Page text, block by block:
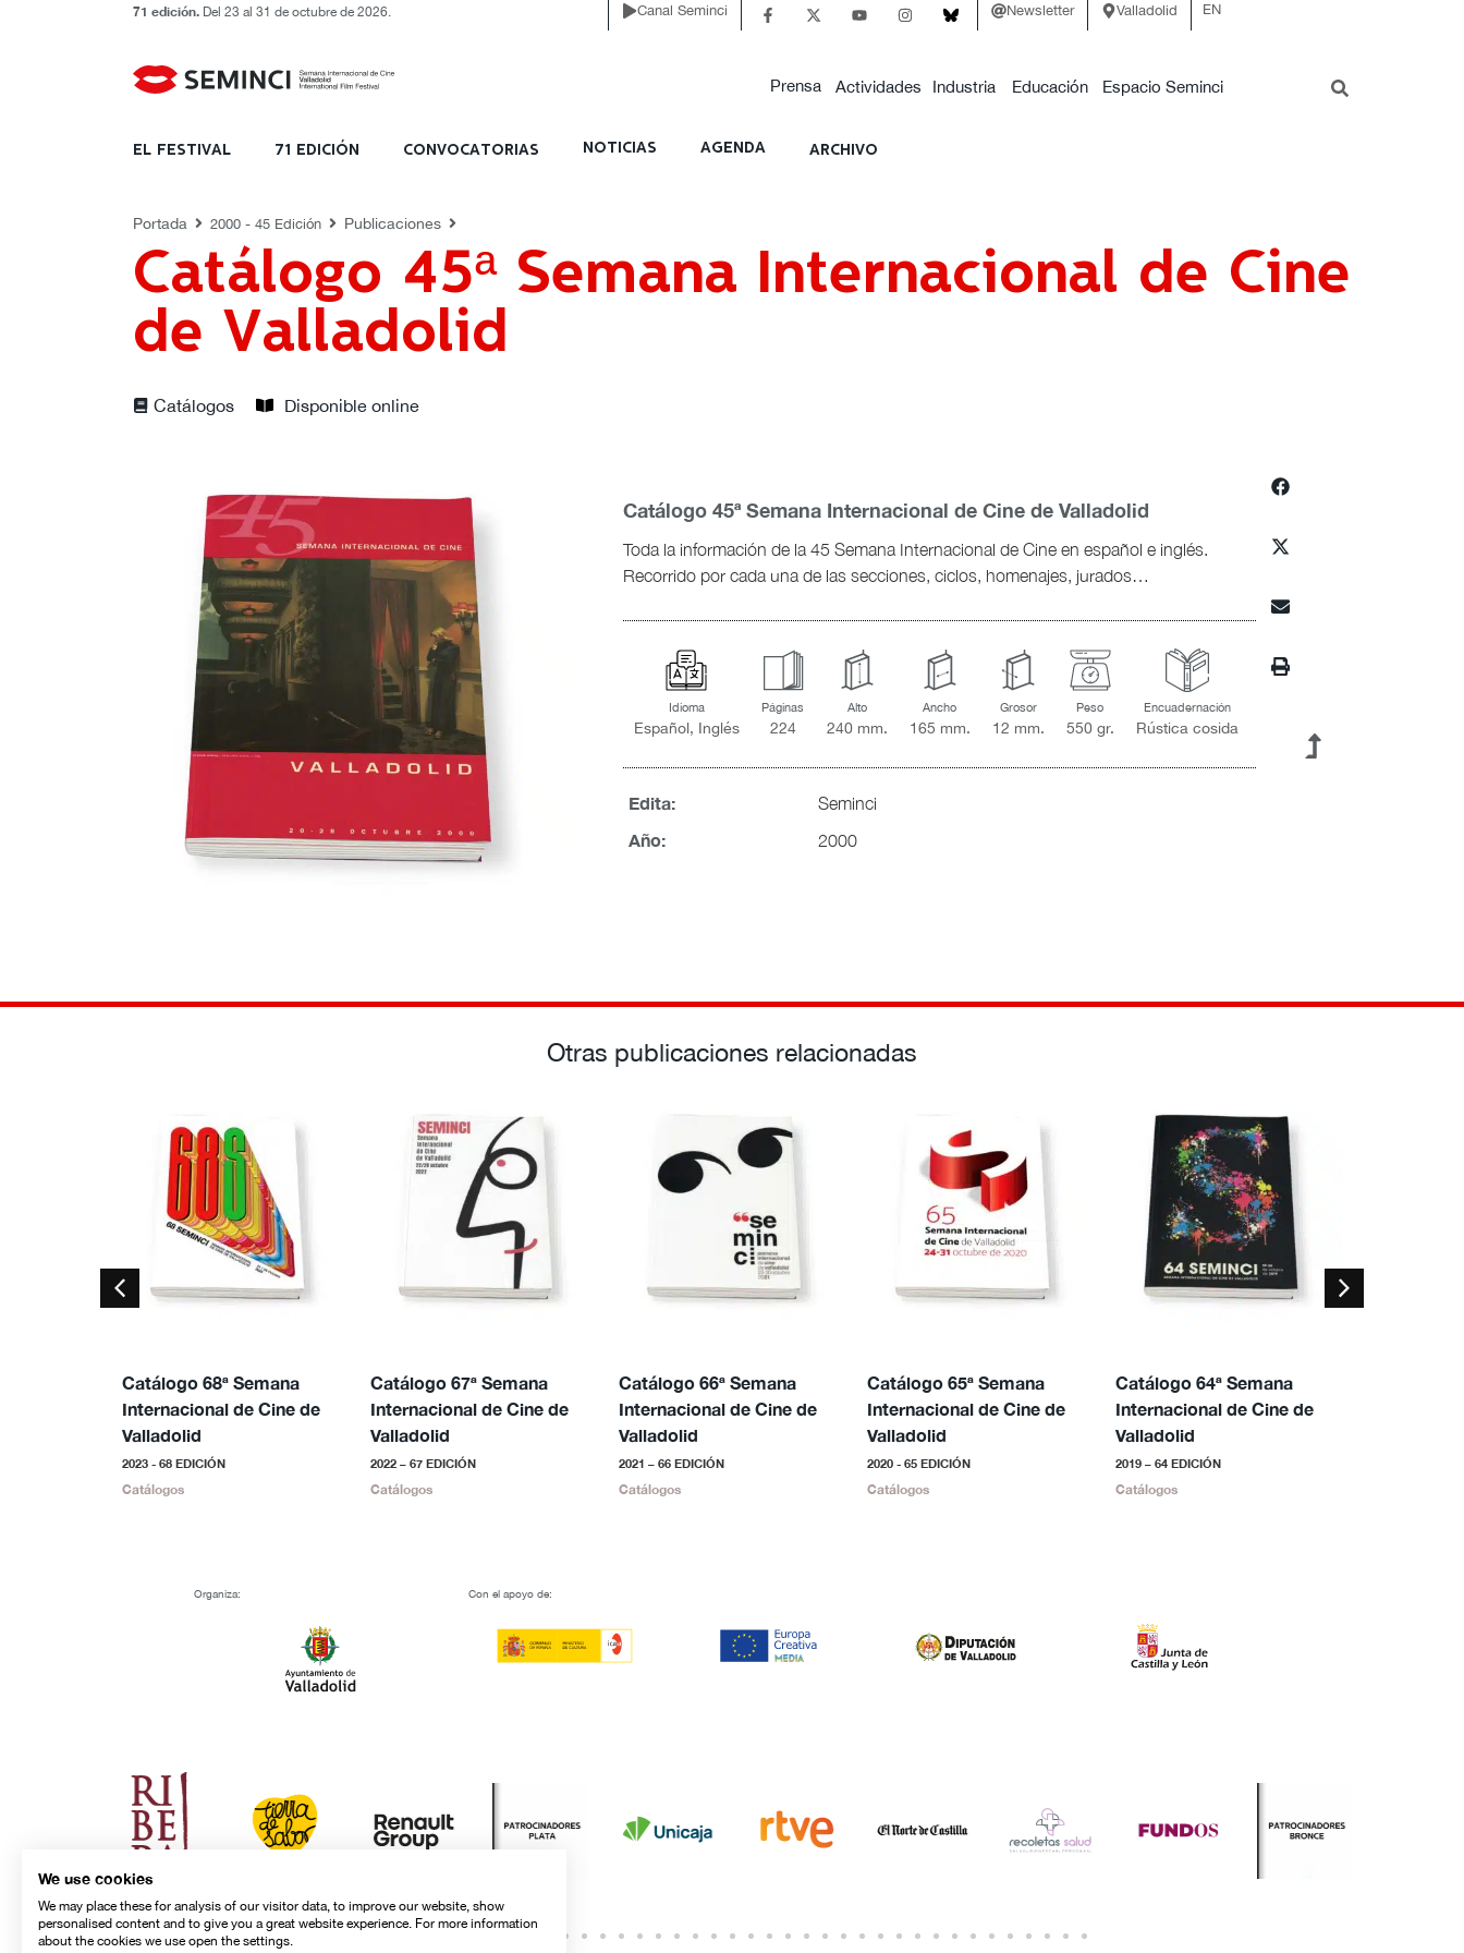
71 edición. Del 23 al 31 de octubre de 2026. Canal Seminci Newsletter Valladolid EN
Prensa Actividades Industria Educación Espacio Seminci
EL FESTIVAL 71 EDICIÓN CONVOCATORIAS NOTICIAS AGENDA ARCHIVO
Portada 2000 - 45 Edición Publicaciones
Catálogo 45ª Semana Internacional de Cine
de Valladolid
Catálogos Disponible online
PUBLICACIONES
Catálogo 45ª Semana Internacional de Cine de Valladolid
Toda la información de la 45 Semana Internacional de Cine en español e inglés.
Recorrido por cada una de las secciones, ciclos, homenajes, jurados…
Idioma
Español, Inglés
Páginas
224
Alto
240 mm.
Ancho
165 mm.
Grosor
12 mm.
Peso
550 gr.
Encuadernación
Rústica cosida
Edita: Seminci
Año: 2000
Otras publicaciones relacionadas
Catálogo 68ª Semana
Internacional de Cine de
Valladolid
2023 - 68 EDICIÓN
Catálogos
Catálogo 67ª Semana
Internacional de Cine de
Valladolid
2022 – 67 EDICIÓN
Catálogos
Catálogo 66ª Semana
Internacional de Cine de
Valladolid
2021 – 66 EDICIÓN
Catálogos
Catálogo 65ª Semana
Internacional de Cine de
Valladolid
2020 - 65 EDICIÓN
Catálogos
Catálogo 64ª Semana
Internacional de Cine de
Valladolid
2019 – 64 EDICIÓN
Catálogos
Organiza: Con el apoyo de:
We use cookies
We may place these for analysis of our visitor data, to improve our website, show
personalised content and to give you a great website experience. For more information
about the cookies we use open the settings.